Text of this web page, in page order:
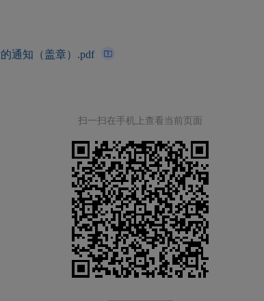
通知（盖章）.pdf
扫一扫在手机上查看当前页面